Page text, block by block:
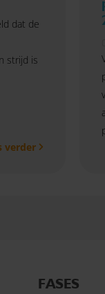
dat de
strijd is
verder
FASES